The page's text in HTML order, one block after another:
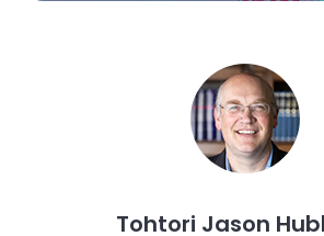
Tohtori Jason